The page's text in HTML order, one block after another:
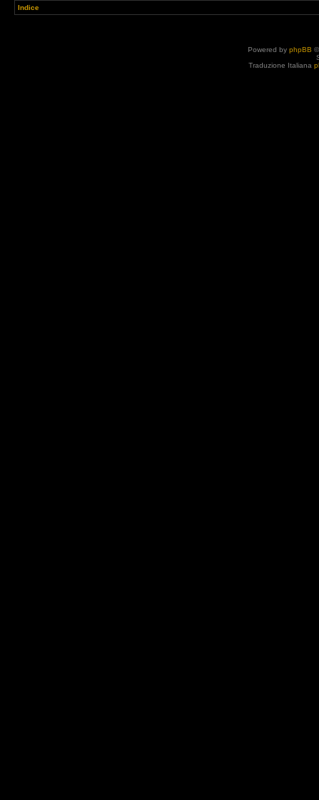
Indice
Powered by phpBB
Traduzione Italiana